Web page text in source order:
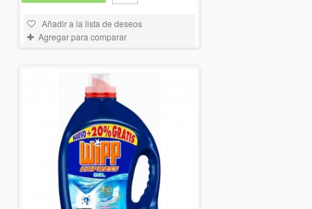
Añadir a la lista de deseos
Agregar para comparar